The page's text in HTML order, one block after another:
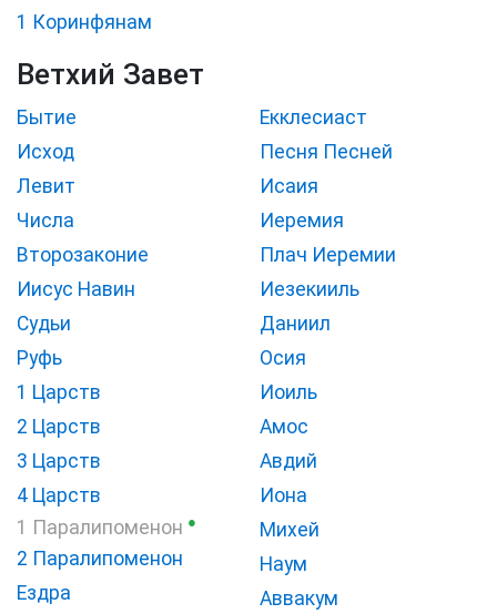
1 Коринфянам
Ветхий Завет
Бытие
Исход
Левит
Числа
Второзаконие
Иисус Навин
Судьи
Руфь
1 Царств
2 Царств
3 Царств
4 Царств
1 Паралипоменон ●
2 Паралипоменон
Ездра
Екклесиаст
Песня Песней
Исаия
Иеремия
Плач Иеремии
Иезекииль
Даниил
Осия
Иоиль
Амос
Авдий
Иона
Михей
Наум
Аввакум